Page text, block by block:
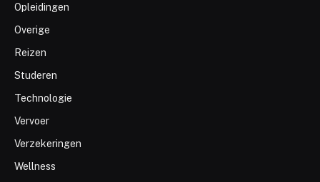
Opleidingen
Overige
Reizen
Studeren
Technologie
Vervoer
Verzekeringen
Wellness